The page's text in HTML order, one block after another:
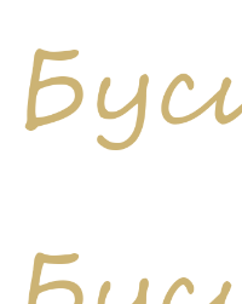
content